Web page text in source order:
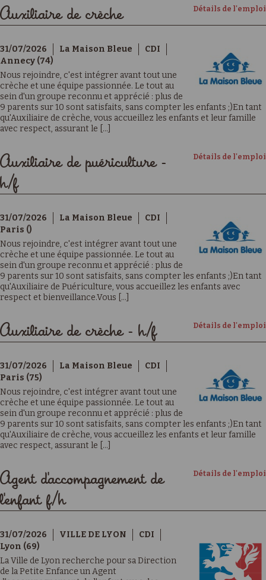
Détails de l'emploi
Auxiliaire de crèche
31/07/2026 La Maison Bleue
CDI
Annecy (74)
Nous rejoindre, c'est intégrer avant tout une
crèche et une équipe passionnée. Le tout au
sein d'un groupe reconnu et apprécié : plus de
9 parents sur 10 sont satisfaits, sans compter les enfants ;)En tant
qu'Auxiliaire de crèche, vous accueillez les enfants et leur famille
avec respect, assurant le [...]
Détails de l'emploi
Auxiliaire de puériculture -
h/f
31/07/2026 La Maison Bleue
CDI
Paris ()
Nous rejoindre, c'est intégrer avant tout une
crèche et une équipe passionnée. Le tout au
sein d'un groupe reconnu et apprécié : plus de
9 parents sur 10 sont satisfaits, sans compter les enfants ;)En tant
qu'Auxiliaire de Puériculture, vous accueillez les enfants avec
respect et bienveillance.Vous [...]
Détails de l'emploi
Auxiliaire de crèche - h/f
31/07/2026 La Maison Bleue
CDI
Paris (75)
Nous rejoindre, c'est intégrer avant tout une
crèche et une équipe passionnée. Le tout au
sein d'un groupe reconnu et apprécié : plus de
9 parents sur 10 sont satisfaits, sans compter les enfants ;)En tant
qu'Auxiliaire de crèche, vous accueillez les enfants et leur famille
avec respect, assurant le [...]
Détails de l'emploi
Agent d'accompagnement de
l'enfant f/h
31/07/2026 VILLE DE LYON
CDI
Lyon (69)
La Ville de Lyon recherche pour sa Direction
de la Petite Enfance un Agent